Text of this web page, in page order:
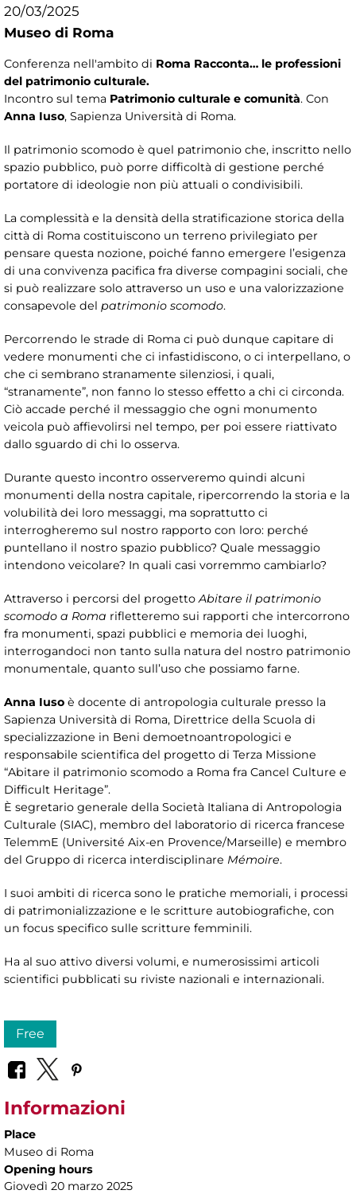
20/03/2025
Museo di Roma
Conferenza nell'ambito di Roma Racconta… le professioni
del patrimonio culturale.
Incontro sul tema Patrimonio culturale e comunità. Con
Anna Iuso, Sapienza Università di Roma.
Il patrimonio scomodo è quel patrimonio che, inscritto nello
spazio pubblico, può porre difficoltà di gestione perché
portatore di ideologie non più attuali o condivisibili.
La complessità e la densità della stratificazione storica della
città di Roma costituiscono un terreno privilegiato per
pensare questa nozione, poiché fanno emergere l’esigenza
di una convivenza pacifica fra diverse compagini sociali, che
si può realizzare solo attraverso un uso e una valorizzazione
consapevole del patrimonio scomodo.
Percorrendo le strade di Roma ci può dunque capitare di
vedere monumenti che ci infastidiscono, o ci interpellano, o
che ci sembrano stranamente silenziosi, i quali,
“stranamente”, non fanno lo stesso effetto a chi ci circonda.
Ciò accade perché il messaggio che ogni monumento
veicola può affievolirsi nel tempo, per poi essere riattivato
dallo sguardo di chi lo osserva.
Durante questo incontro osserveremo quindi alcuni
monumenti della nostra capitale, ripercorrendo la storia e la
volubilità dei loro messaggi, ma soprattutto ci
interrogheremo sul nostro rapporto con loro: perché
puntellano il nostro spazio pubblico? Quale messaggio
intendono veicolare? In quali casi vorremmo cambiarlo?
Attraverso i percorsi del progettoAbitare il patrimonio
scomodo a Roma rifletteremo sui rapporti che intercorrono
fra monumenti, spazi pubblici e memoria dei luoghi,
interrogandoci non tanto sulla natura del nostro patrimonio
monumentale, quanto sull’uso che possiamo farne.
Anna Iuso è docente di antropologia culturale presso la
Sapienza Università di Roma, Direttrice della Scuola di
specializzazione in Beni demoetnoantropologici e
responsabile scientifica del progetto di Terza Missione
“Abitare il patrimonio scomodo a Roma fra Cancel Culture e
Difficult Heritage”.
È segretario generale della Società Italiana di Antropologia
Culturale (SIAC), membro del laboratorio di ricerca francese
TelemmE (Université Aix-en Provence/Marseille) e membro
del Gruppo di ricerca interdisciplinare Mémoire.
I suoi ambiti di ricerca sono le pratiche memoriali, i processi
di patrimonializzazione e le scritture autobiografiche, con
un focus specifico sulle scritture femminili.
Ha al suo attivo diversi volumi, e numerosissimi articoli
scientifici pubblicati su riviste nazionali e internazionali.
Free
Informazioni
Place
Museo di Roma
Opening hours
Giovedì 20 marzo 2025